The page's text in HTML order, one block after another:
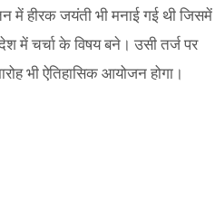
में हीरक जयंती भी मनाई गई थी जिसमें
में चर्चा के विषय बने। उसी तर्ज पर
भी ऐतिहासिक आयोजन होगा।